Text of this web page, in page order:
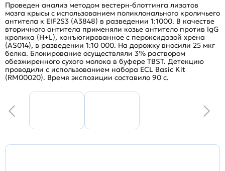
Проведен анализ методом вестерн-блоттинга лизатов
мозга крысы с использованием поликлонального кроличьего
антитела к EIF2S3 (A3848) в разведении 1:1000. В качестве
вторичного антитела применяли козье антитело против IgG
кролика (H+L), конъюгированное с пероксидазой хрена
(AS014), в разведении 1:10 000. На дорожку вносили 25 мкг
белка. Блокирование осуществляли 3% раствором
обезжиренного сухого молока в буфере TBST. Детекцию
проводили с использованием набора ECL Basic Kit
(RM00020). Время экспозиции составило 90 с.